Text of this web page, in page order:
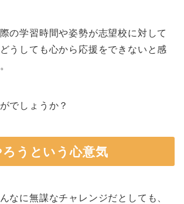
の学習時間や姿勢が志望校に対して
うしても心から応援をできないと感
でしょうか？
ろうという心意気
なに無謀なチャレンジだとしても、